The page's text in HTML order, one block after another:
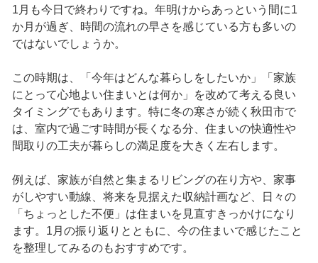
1月も今日で終わりですね。年明けからあっという間に1
か月が過ぎ、時間の流れの早さを感じている方も多いの
ではないでしょうか。
この時期は、「今年はどんな暮らしをしたいか」「家族
にとって心地よい住まいとは何か」を改めて考える良い
タイミングでもあります。特に冬の寒さが続く秋田市で
は、室内で過ごす時間が長くなる分、住まいの快適性や
間取りの工夫が暮らしの満足度を大きく左右します。
例えば、家族が自然と集まるリビングの在り方や、家事
がしやすい動線、将来を見据えた収納計画など、日々の
「ちょっとした不便」は住まいを見直すきっかけになり
ます。1月の振り返りとともに、今の住まいで感じたこと
を整理してみるのもおすすめです。